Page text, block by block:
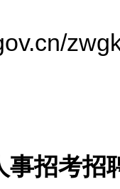
事招考招